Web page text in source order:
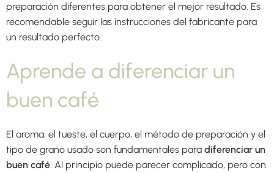
preparación diferentes para obtener el mejor resultado. Es
recomendable seguir las instrucciones del fabricante para
un resultado perfecto.
Aprende a diferenciar un
buen café
El aroma, el tueste, el cuerpo, el método de preparación y el
tipo de grano usado son fundamentales para diferenciar un
buen café. Al principio puede parecer complicado, pero con